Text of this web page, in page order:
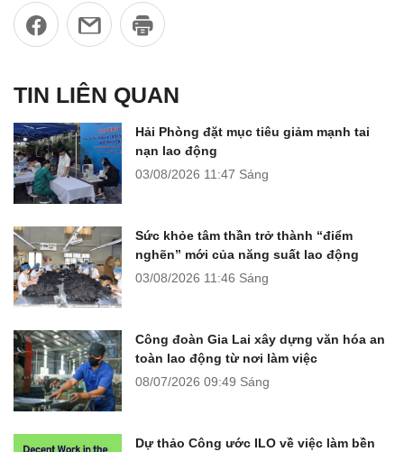
TIN LIÊN QUAN
Hải Phòng đặt mục tiêu giảm mạnh tai
nạn lao động
03/08/2026 11:47 Sáng
Sức khỏe tâm thần trở thành “điểm
nghẽn” mới của năng suất lao động
03/08/2026 11:46 Sáng
Công đoàn Gia Lai xây dựng văn hóa an
toàn lao động từ nơi làm việc
08/07/2026 09:49 Sáng
Dự thảo Công ước ILO về việc làm bền